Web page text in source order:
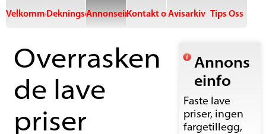
VelkommenDekningsområde
AnnonseinfoKontakt ossAvisarkiv Tips Oss
Overrasken
de lave
priser
Annons
einfo
Faste lave
priser, ingen
fargetillegg,